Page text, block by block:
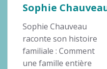
Sophie
Sophie Chauveau
raconte son histoire
familiale : Comment
une famille entière